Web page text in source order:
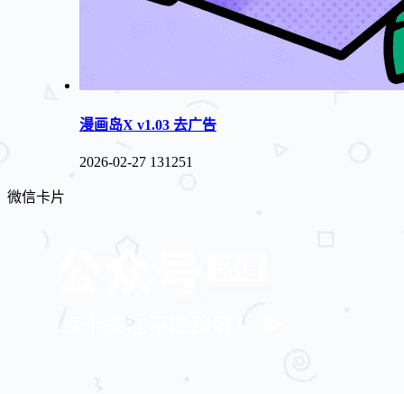
漫画岛X v1.03 去广告
2026-02-27 131251
微信卡片